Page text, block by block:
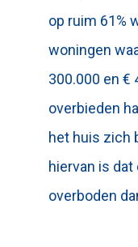
op ruim 61%
woningen
300.000 en €
overbieden
het huis zich
hiervan is dat
overboden